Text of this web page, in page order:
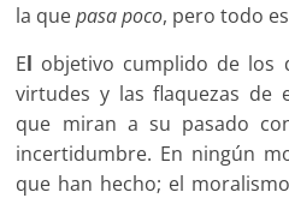
la quepasa poco, pero todo
El objetivo cumplido de los
virtudes y las flaquezas de
que miran a su pasado
incertidumbre. En ningún
que han hecho; el